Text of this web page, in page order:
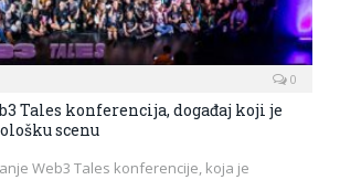
0
Tales konferencija, događaj koji je
scenu
Web3 Tales konferencije, koja je